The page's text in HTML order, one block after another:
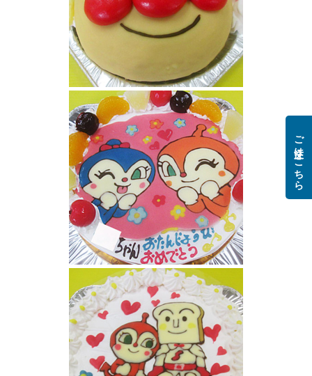
アンパンマン顔立体ケーキ
ご注文はこちら